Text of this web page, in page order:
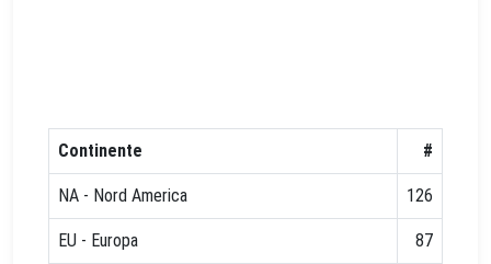
Continente #
NA - Nord America 126
EU - Europa 87